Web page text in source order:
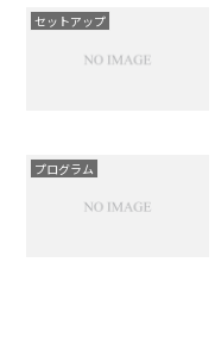
セットアップ
プログラム